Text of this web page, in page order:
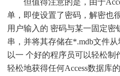
但值得注意的是，由于
单，即使设置了密码，解密也
用户输入的 密码与某一固定
串，并将其存储在*.mdb文件
以一 个好的程序员可以轻松
轻松地获得任何Access数据库